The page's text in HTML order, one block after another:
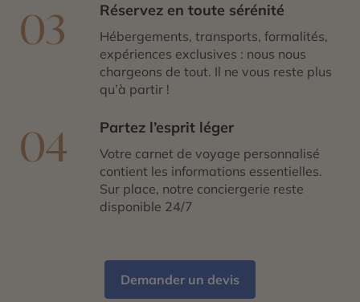
03 Réservez en toute sérénité
Hébergements, transports, formalités,
expériences exclusives : nous nous
chargeons de tout. Il ne vous reste plus
qu’à partir !
04 Partez l’esprit léger
Votre carnet de voyage personnalisé
contient les informations essentielles.
Sur place, notre conciergerie reste
disponible 24/7
Demander un devis